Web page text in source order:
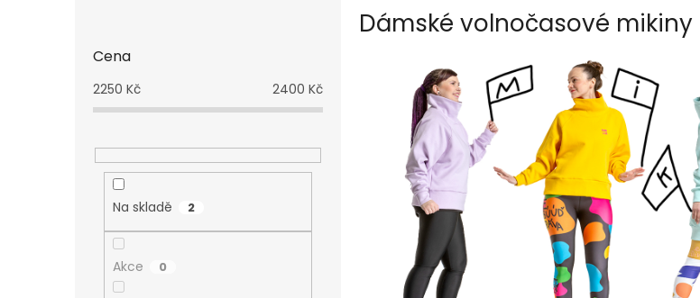
Cena
2250 Kč 2400 Kč
Na skladě 2
Akce 0
Dámské volnočasové mikiny